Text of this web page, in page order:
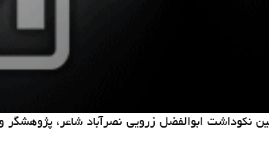
نكوداشت ابوالفضل زرویی نصرآباد شاعر،